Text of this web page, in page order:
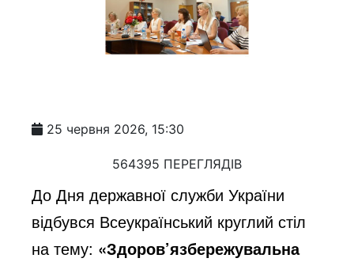
25 червня 2026, 15:30
564395 ПЕРЕГЛЯДІВ
До Дня державної служби України
відбувся Всеукраїнський круглий стіл
на тему: «Здоров’язбережувальна